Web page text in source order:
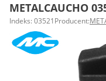
METALCAUCHO
Indeks: 03521Producent: